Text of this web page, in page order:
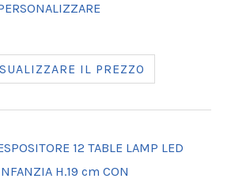
IL PREZZO
12 TABLE LAMP LED
H.19 cm CON